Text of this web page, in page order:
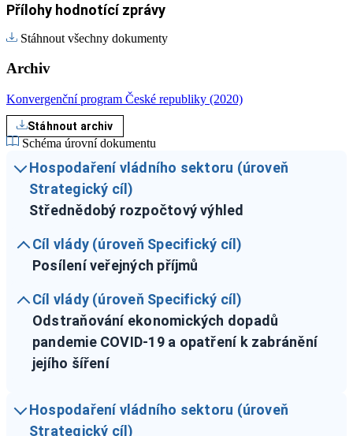
Přílohy hodnotící zprávy
Stáhnout všechny dokumenty
Archiv
Konvergenční program České republiky (2020)
Stáhnout archiv
Schéma úrovní dokumentu
Hospodaření vládního sektoru (úroveň
Strategický cíl)
Střednědobý rozpočtový výhled
Cíl vlády (úroveň Specifický cíl)
Posílení veřejných příjmů
Cíl vlády (úroveň Specifický cíl)
Odstraňování ekonomických dopadů
pandemie COVID-19 a opatření k zabránění
jejího šíření
Hospodaření vládního sektoru (úroveň
Strategický cíl)